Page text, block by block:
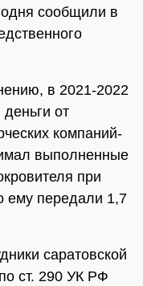
сообщили в
в 2021-2022
от
компаний-
выполненные
при
ему передали 1,7
саратовской
ст. 290 УК РФ